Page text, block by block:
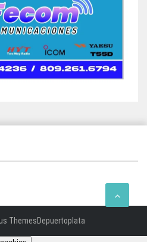
ThemesDepuertoplata